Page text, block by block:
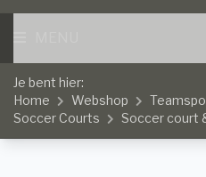
Je bent hier:
Home
Webshop
Soccer Courts
Soccer court